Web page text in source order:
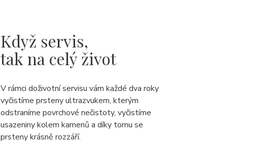
Když servis,
tak na celý život
V rámci doživotní servisu vám každé dva roky
vyčistíme prsteny ultrazvukem, kterým
odstraníme povrchové nečistoty, vyčistíme
usazeniny kolem kamenů a díky tomu se
prsteny krásně rozzáří.